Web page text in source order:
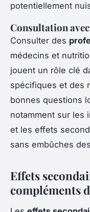
potentiellement
Consultation
Consulter des
médecins et
jouent un rôle clé
spécifiques et des
bonnes questions
notamment sur les
et les effets
sans embûches
Effets
compléments